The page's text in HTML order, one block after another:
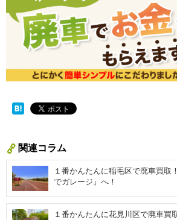
関連コラム
１番かんたんに稲毛区で廃車買取
でガレージ』へ！
１番かんたんに花見川区で廃車買